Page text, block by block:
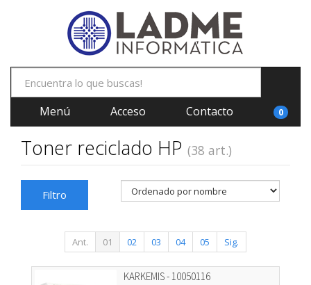
Menú Acceso Contacto 0
Toner reciclado HP (38 art.)
Filtro
Ant. 01 02 03 04 05 Sig.
KARKEMIS - 10050116